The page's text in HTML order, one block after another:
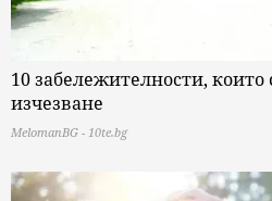
10 забележителности,
изчезване
MelomanBG - 10te.bg